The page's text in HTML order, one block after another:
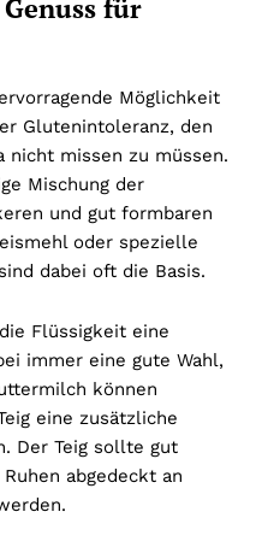
für
Möglichkeit
Glutenintoleranz, den
nicht missen zu müssen.
Mischung der
und gut formbaren
oder spezielle
dabei oft die Basis.
Flüssigkeit eine
immer eine gute Wahl,
können
eine zusätzliche
Der Teig sollte gut
abgedeckt an